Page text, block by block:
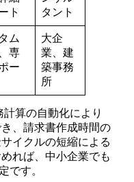
ト
タント
ム
専
ー
大企
業、建
築事務
所
算の自動化により
、請求書作成時間の
イクルの短縮による
れば、中小企業でも
です。